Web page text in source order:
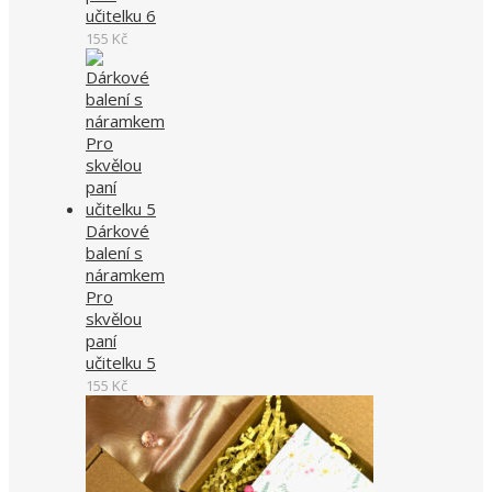
učitelku 6
155 Kč
Dárkové
balení s
náramkem
Pro
skvělou
paní
učitelku 5
155 Kč